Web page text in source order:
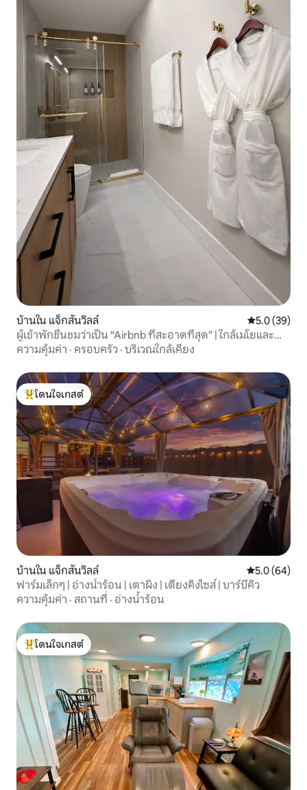
บ้านใน แจ็กสันวิลล์ คะแนนเฉลี่ย
5.0 (39)
ผู้เข้าพักชื่นชมว่าเป็น “Airbnb ที่สะอาดที่สุด” | ใกล้เมโยและ
ชายหาด
ความคุ้มค่า · ครอบครัว · บริเวณใกล้เคียง
โดนใจเกสต์ที่สุด
โดนใจเกสต์
บ้านใน แจ็กสันวิลล์ คะแนนเฉลี่ย
5.0 (64)
ฟาร์มเล็กๆ | อ่างน้ำร้อน | เตาผิง | เตียงคิงไซส์ | บาร์บีคิว
ความคุ้มค่า · สถานที่ · อ่างน้ำร้อน
โดนใจเกสต์ที่สุด
โดนใจเกสต์